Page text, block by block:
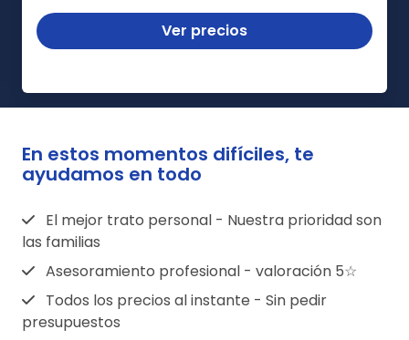
Ver precios
En estos momentos difíciles, te
ayudamos en todo
El mejor trato personal - Nuestra prioridad son
las familias
Asesoramiento profesional - valoración 5☆
Todos los precios al instante - Sin pedir
presupuestos